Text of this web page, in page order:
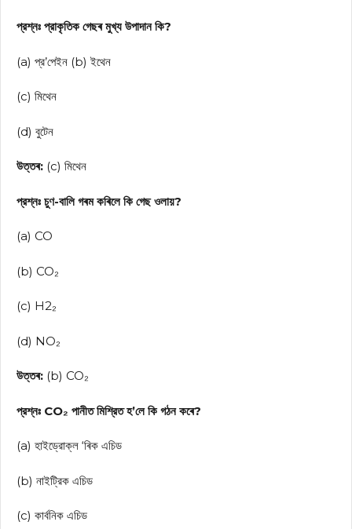
প্রশ্নঃ প্রাকৃতিক গেছৰ মুখ্য উপাদান কি?
(a) প্র’পেইন (b) ইথেন
(c) মিথেন
(d) বুটেন
উত্তৰ: (c) মিথেন
প্রশ্নঃ চুণ-বালি গৰম কৰিলে কি গেছ ওলায়?
(a) CO
(b) CO₂
(c) H2₂
(d) NO₂
উত্তৰ: (b) CO₂
প্রশ্নঃ CO₂ পানীত মিশ্রিত হ’লে কি গঠন কৰে?
(a) হাইড্রোক্ল ‘ৰিক এচিড
(b) নাইট্রিক এচিড
(c) কার্বনিক এচিড